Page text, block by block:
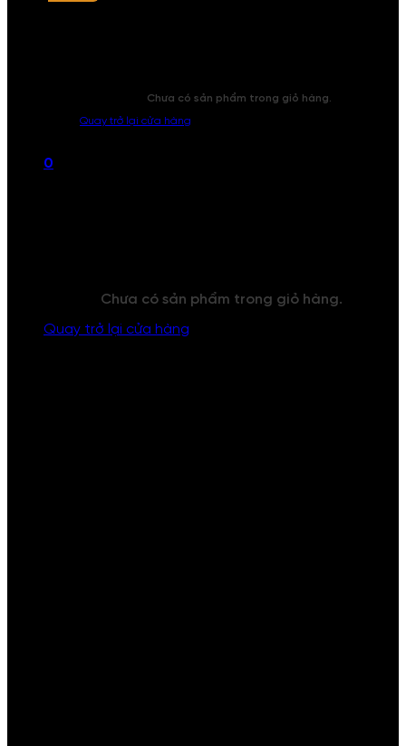
Chưa có sản phẩm trong giỏ hàng.
Quay trở lại cửa hàng
0
Chưa có sản phẩm trong giỏ hàng.
Quay trở lại cửa hàng